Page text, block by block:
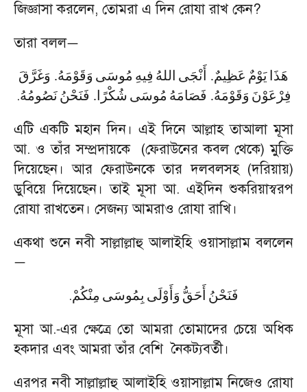
জিজ্ঞাসা করলেন, তোমরা এ দিন রোযা রাখ কেন?
তারা বলল—
هَذَا يَوْمٌ عَظِيمٌ. أَنْجَى اللهُ فِيهِ مُوسَى وَقَوْمَهُ. وَغَرَّقَ
فِرْعَوْنَ وَقَوْمَهُ. فَصَامَهُ مُوسَى شُكْرًا . فَنَحْنُ نَصُومُهُ.
এটি একটি মহান দিন। এই দিনে আল্লাহ তাআলা মূসা
আ. ও তাঁর সম্প্রদায়কে (ফেরাউনের কবল থেকে) মুক্তি
দিয়েছেন। আর ফেরাউনকে তার দলবলসহ (দরিয়ায়)
ডুবিয়ে দিয়েছেন। তাই মূসা আ. এইদিন শুকরিয়াস্বরপ
রোযা রাখতেন। সেজন্য আমরাও রোযা রাখি।
একথা শুনে নবী সাল্লাল্লাহু আলাইহি ওয়াসাল্লাম বললেন
—
فَنَحْنُ أَحَقُّ وَأَوْلَى بِمُوسَى مِنْكُمْ.
মূসা আ.-এর ক্ষেত্রে তো আমরা তোমাদের চেয়ে অধিক
হকদার এবং আমরা তাঁর বেশি নৈকট্যবর্তী।
এরপর নবী সাল্লাল্লাহু আলাইহি ওয়াসাল্লাম নিজেও রোযা